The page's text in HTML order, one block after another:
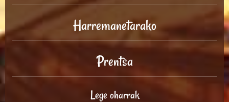
Harremanetarako
Prentsa
Lege oharrak